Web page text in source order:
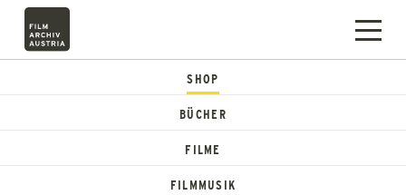
SHOP
BÜCHER
FILME
FILMMUSIK